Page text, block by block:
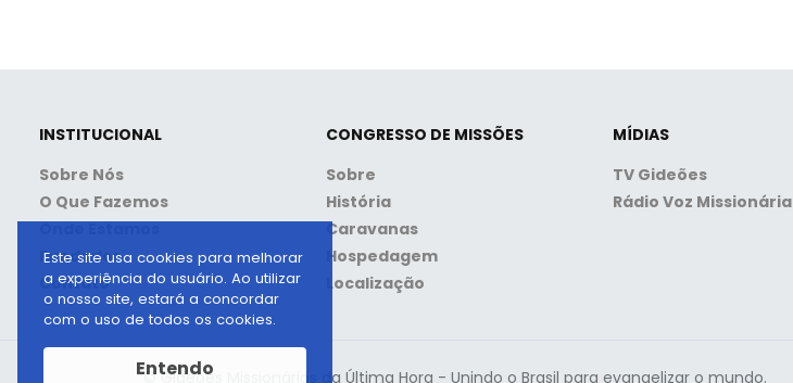
Este site usa cookies para melhorar
a experiência do usuário. Ao utilizar
o nosso site, estará a concordar
com o uso de todos os cookies.
Entendo
INSTITUCIONAL
Sobre Nós
O Que Fazemos
Onde Estamos
Fundador
Contato
CONGRESSO DE MISSÕES
Sobre
História
Caravanas
Hospedagem
Localização
MÍDIAS
TV Gideões
Rádio Voz Missionária
© Gideões Missionários da Última Hora - Unindo o Brasil para evangelizar o mundo.